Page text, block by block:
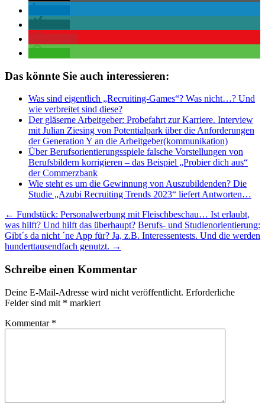
Das könnte Sie auch interessieren:
Was sind eigentlich „Recruiting-Games“? Was nicht…? Und
wie verbreitet sind diese?
Der gläserne Arbeitgeber: Probefahrt zur Karriere. Interview
mit Julian Ziesing von Potentialpark über die Anforderungen
der Generation Y an die Arbeitgeber(kommunikation)
Über Berufsorientierungsspiele falsche Vorstellungen von
Berufsbildern korrigieren – das Beispiel „Probier dich aus“
der Commerzbank
Wie steht es um die Gewinnung von Auszubildenden? Die
Studie „Azubi Recruiting Trends 2023“ liefert Antworten…
Beitragsnavigation
← Fundstück: Personalwerbung mit Fleischbeschau… Ist erlaubt,
was hilft? Und hilft das überhaupt? Berufs- und Studienorientierung:
Gibt´s da nicht ´ne App für? Ja, z.B. Interessentests. Und die werden
hunderttausendfach genutzt. →
Schreibe einen Kommentar
Deine E-Mail-Adresse wird nicht veröffentlicht. Erforderliche
Felder sind mit * markiert
Kommentar *